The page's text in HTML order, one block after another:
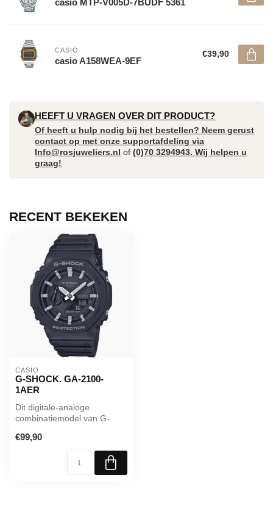
CASIO
casio A158WEA-9EF
€39,90
HEEFT U VRAGEN OVER DIT PRODUCT?
Of heeft u hulp nodig bij het bestellen? Neem gerust
contact op met onze supportafdeling via
Info@rosjuweliers.nl of(0)70 3294943. Wij helpen u
graag!
RECENT BEKEKEN
CASIO
G-SHOCK. GA-2100-
1AER
Dit digitale-analoge
combinatiemodel van G-
die zich bl...
€99,90